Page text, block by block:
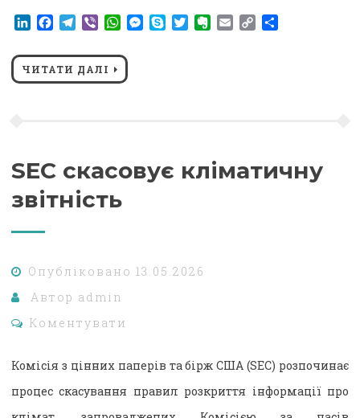
LinkedIn
Facebook
Telegram
ViberWhatsApp
Messenger
SkypeTwitterEvernote
EmailCopy
ЧИТАТИ ДАЛІ
SEC скасовує кліматичну
звітність
Опубліковано 13.05.2026
Автор admin
Коментувати
Комісія з цінних паперів та бірж США (SEC) розпочинає
процес скасування правил розкриття інформації про